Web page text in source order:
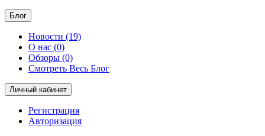
Блог
Новости (19)
О нас (0)
Обзоры (0)
Смотреть Весь Блог
Личный кабинет
Регистрация
Авторизация